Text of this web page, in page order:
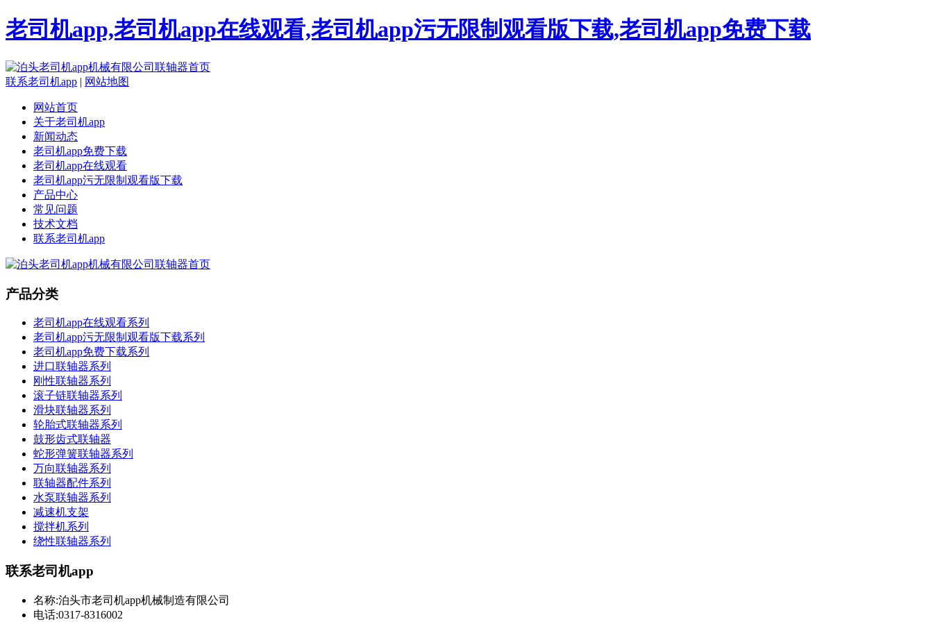
老司机app,老司机app在线观看,老司机app污无限制观看版下载,老司机app免费下载
联系老司机app | 网站地图
网站首页
关于老司机app
新闻动态
老司机app免费下载
老司机app在线观看
老司机app污无限制观看版下载
产品中心
常见问题
技术文档
联系老司机app
产品分类
老司机app在线观看系列
老司机app污无限制观看版下载系列
老司机app免费下载系列
进口联轴器系列
刚性联轴器系列
滚子链联轴器系列
滑块联轴器系列
轮胎式联轴器系列
鼓形齿式联轴器
蛇形弹簧联轴器系列
万向联轴器系列
联轴器配件系列
水泵联轴器系列
减速机支架
搅拌机系列
绕性联轴器系列
联系老司机app
名称:泊头市老司机app机械制造有限公司
电话:0317-8316002